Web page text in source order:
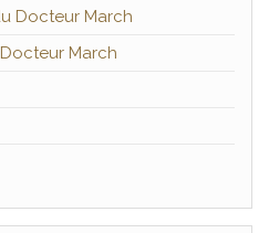
Docteur March
March